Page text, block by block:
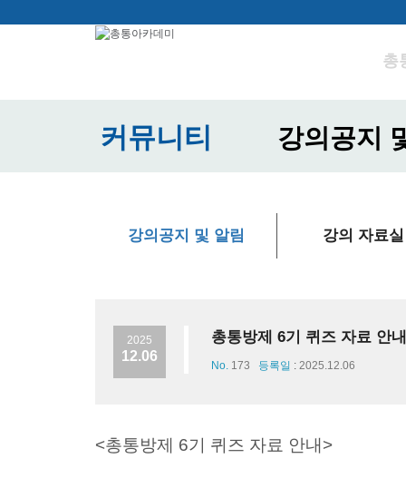
총
커뮤니티 강의공지
강의공지 및 알림 강의 자료실
2025
12.06
총통방제 6기 퀴즈 자료 안내
No. 173 등록일 : 2025.12.06
<총통방제 6기 퀴즈 자료 안내>